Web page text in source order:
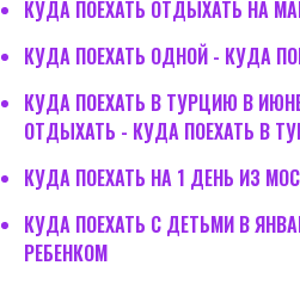
КУДА ПОЕХАТЬ ОТДЫХАТЬ НА
КУДА ПОЕХАТЬ ОДНОЙ - КУДА
КУДА ПОЕХАТЬ В ТУРЦИЮ В
ОТДЫХАТЬ - КУДА ПОЕХАТЬ В
КУДА ПОЕХАТЬ НА 1 ДЕНЬ ИЗ
КУДА ПОЕХАТЬ С ДЕТЬМИ В
РЕБЕНКОМ